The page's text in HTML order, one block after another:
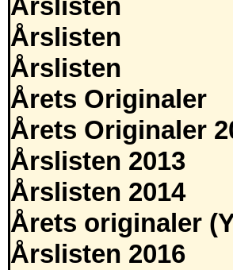
Årslisten
Årslisten
Årslisten
Årets Originaler
Årets Originaler
Årslisten 2013
Årslisten 2014
Årets originaler
Årslisten 2016